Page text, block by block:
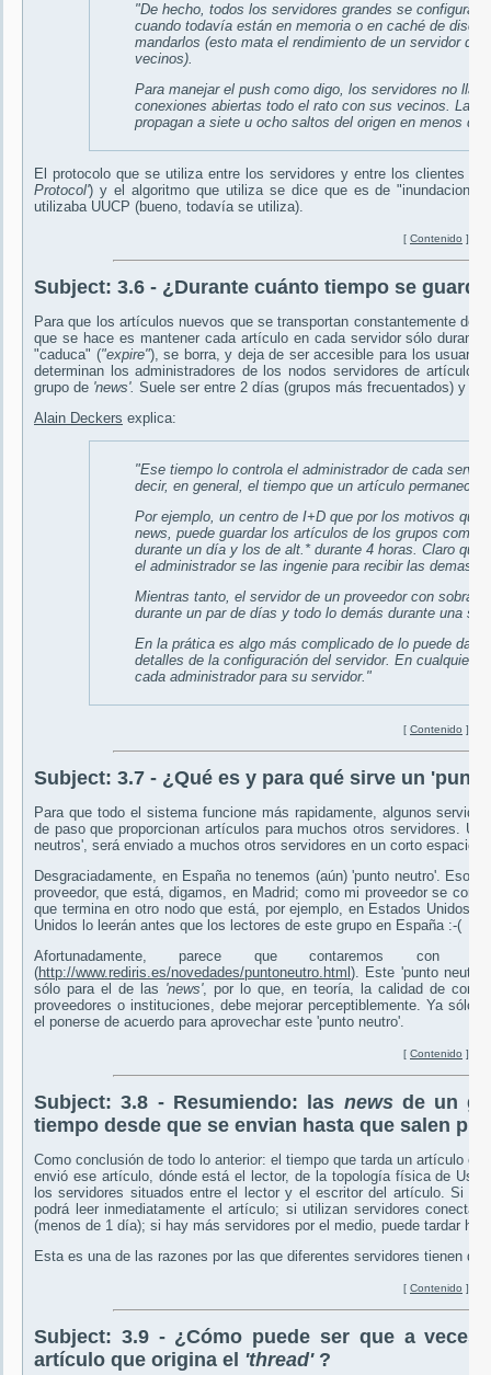
"De hecho, todos los servidores grandes se
cuando todavía están en memoria o en caché de
mandarlos (esto mata el rendimiento de un servidor
vecinos).
Para manejar el push como digo, los servidores no
conexiones abiertas todo el rato con sus vecinos. La
propagan a siete u ocho saltos del origen en menos de
El protocolo que se utiliza entre los servidores y entre los clientes y
Protocol') y el algoritmo que utiliza se dice que es de "inundacion" (
utilizaba UUCP (bueno, todavía se utiliza).
[ Contenido ]
Subject: 3.6 - ¿Durante cuánto tiempo se
Para que los artículos nuevos que se transportan constantemente de
que se hace es mantener cada artículo en cada servidor sólo
"caduca" ("expire"), se borra, y deja de ser accesible para los
determinan los administradores de los nodos servidores de
grupo de 'news'. Suele ser entre 2 días (grupos más frecuentados) y
Alain Deckers explica:
"Ese tiempo lo controla el administrador de cada
decir, en general, el tiempo que un artículo permanece
Por ejemplo, un centro de I+D que por los motivos
news, puede guardar los artículos de los grupos
durante un día y los de alt.* durante 4 horas. Claro
el administrador se las ingenie para recibir las demas
Mientras tanto, el servidor de un proveedor con
durante un par de días y todo lo demás durante una
En la prática es algo más complicado de lo puede dar
detalles de la configuración del servidor. En cualquier
cada administrador para su servidor."
[ Contenido ]
Subject: 3.7 - ¿Qué es y para qué sirve un
Para que todo el sistema funcione más rapidamente, algunos
de paso que proporcionan artículos para muchos otros servidores.
neutros', será enviado a muchos otros servidores en un corto espacio
Desgraciadamente, en España no tenemos (aún) 'punto neutro'. Eso
proveedor, que está, digamos, en Madrid; como mi proveedor se
que termina en otro nodo que está, por ejemplo, en Estados Unidos,
Unidos lo leerán antes que los lectores de este grupo en España :-(
Afortunadamente, parece que contaremos
(http://www.rediris.es/novedades/puntoneutro.html ). Este 'punto
sólo para el de las 'news', por lo que, en teoría, la calidad de
proveedores o instituciones, debe mejorar perceptiblemente. Ya sólo
el ponerse de acuerdo para aprovechar este 'punto neutro'.
[ Contenido ]
Subject:3.8 - Resumiendo: las newsde un
tiempo desde que se envian hasta que salen
Como conclusión de todo lo anterior: el tiempo que tarda un artículo
envió ese artículo, dónde está el lector, de la topología física de
los servidores situados entre el lector y el escritor del artículo. Si
podrá leer inmediatamente el artículo; si utilizan servidores
(menos de 1 día); si hay más servidores por el medio, puede tardar
Esta es una de las razones por las que diferentes servidores tienen
[ Contenido ]
Subject: 3.9 - ¿Cómo puede ser que a
artículo que origina el 'thread'?